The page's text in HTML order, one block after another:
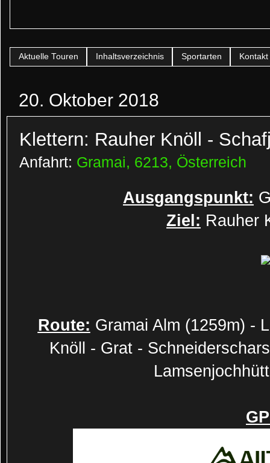
Aktuelle Touren Inhaltsverzeichnis Sportarten Kontakt
20. Oktober 2018
Klettern: Rauher Knöll -
Anfahrt: Gramai, 6213, Österreich
Ausgangspunkt:
Ziel: Rauher
Route: Gramai Alm (1259m) -
Knöll - Grat -